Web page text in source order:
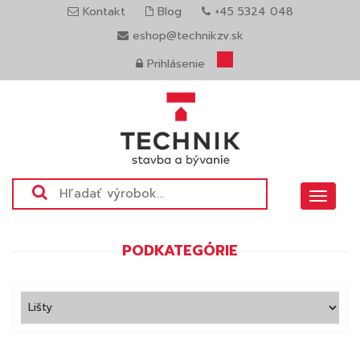
Kontakt Blog
+45 5324 048
eshop@technikzv.sk
Prihlásenie
Toggle
PODKATEGÓRIE